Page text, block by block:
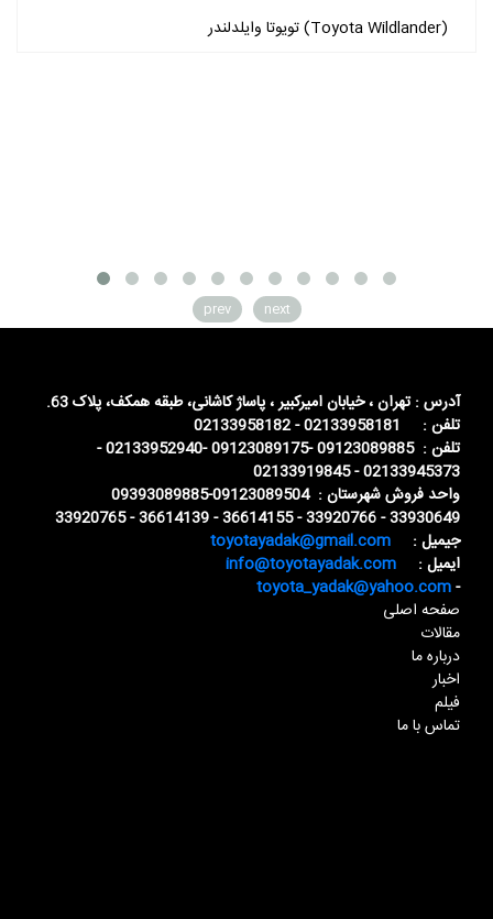
تویوتا وایلدلندر (Toyota Wildlander)
prev next
آدرس : تهران ، خیابان امیرکبیر ، پاساژ کاشانی، طبقه همکف، پلاک 63.
تلفن : 02133958181 - 02133958182
تلفن : 09123089885 -09123089175 -02133952940 -
02133945373 - 02133919845
واحد فروش شهرستان : 09123089504-09393089885
33930649 - 33920766 - 36614155 - 36614139 - 33920765
جیمیل : toyotayadak@gmail.com
ایمیل : info@toyotayadak.com
-
toyota_yadak@yahoo.com
صفحه اصلی
مقالات
درباره ما
اخبار
فیلم
تماس با ما